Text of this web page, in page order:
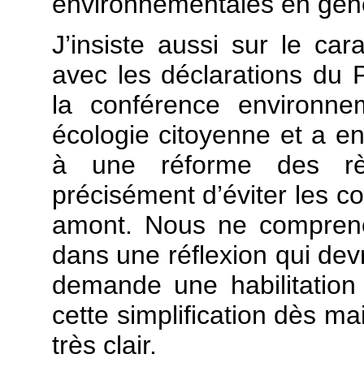
J’insiste aussi sur le
avec les déclarations du
la conférence
écologie citoyenne et a
à une réforme des
précisément d’éviter les
amont. Nous ne
dans une réflexion qui
demande une
cette simplification dès
très clair.